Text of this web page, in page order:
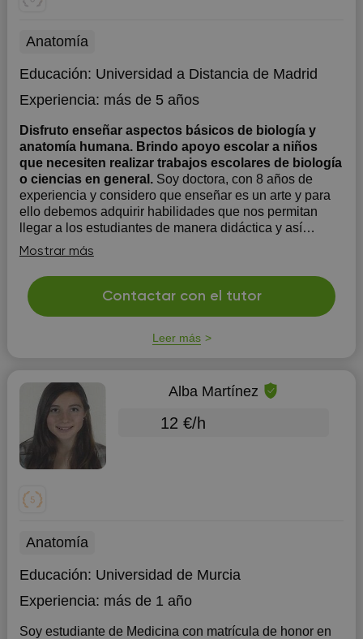
Anatomía
Educación: Universidad a Distancia de Madrid
Experiencia: más de 5 años
Disfruto enseñar aspectos básicos de biología y
anatomía humana. Brindo apoyo escolar a niños
que necesiten realizar trabajos escolares de biología
o ciencias en general. Soy doctora, con 8 años de
experiencia y considero que enseñar es un arte y para
ello debemos adquirir habilidades que nos permitan
llegar a los estudiantes de manera didáctica y así
aumente su interés por la materia en cuestión y de esta
forma ayudarlos a que aumenten su nivel académico.
Todo esto...
Mostrar más
Contactar con el tutor
Leer más
Alba Martínez
12 €/h
Anatomía
Educación: Universidad de Murcia
Experiencia: más de 1 año
Soy estudiante de Medicina con matrícula de honor en